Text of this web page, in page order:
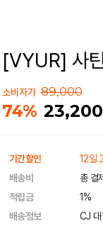
[VYUR] 사
소비자가 89,000
74% 23,200
기간할인
12일
배송비
총 결
적립금
1%
배송정보
CJ 대